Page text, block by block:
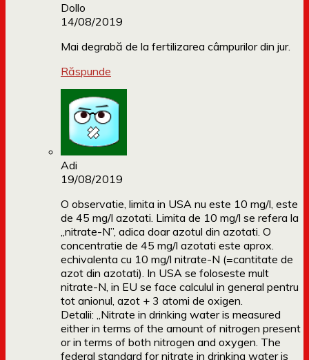
Dollo
14/08/2019
Mai degrabă de la fertilizarea câmpurilor din jur.
Răspunde
Adi
19/08/2019
O observatie, limita in USA nu este 10 mg/l, este
de 45 mg/l azotati. Limita de 10 mg/l se refera la
„nitrate-N”, adica doar azotul din azotati. O
concentratie de 45 mg/l azotati este aprox.
echivalenta cu 10 mg/l nitrate-N (=cantitate de
azot din azotati). In USA se foloseste mult
nitrate-N, in EU se face calculul in general pentru
tot anionul, azot + 3 atomi de oxigen.
Detalii: „Nitrate in drinking water is measured
either in terms of the amount of nitrogen present
or in terms of both nitrogen and oxygen. The
federal standard for nitrate in drinking water is